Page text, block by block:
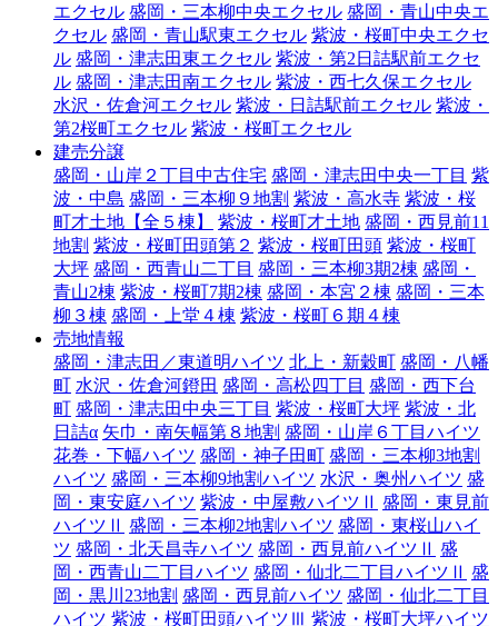
エクセル 盛岡・三本柳中央エクセル 盛岡・青山中央エ
クセル 盛岡・青山駅東エクセル 紫波・桜町中央エクセ
ル 盛岡・津志田東エクセル 紫波・第2日詰駅前エクセ
ル 盛岡・津志田南エクセル 紫波・西七久保エクセル
水沢・佐倉河エクセル 紫波・日詰駅前エクセル 紫波・
第2桜町エクセル 紫波・桜町エクセル
建売分譲
盛岡・山岸２丁目中古住宅 盛岡・津志田中央一丁目 紫
波・中島 盛岡・三本柳９地割 紫波・高水寺 紫波・桜
町才土地【全５棟】
紫波・桜町才土地 盛岡・西見前11
地割 紫波・桜町田頭第２ 紫波・桜町田頭 紫波・桜町
大坪 盛岡・西青山二丁目 盛岡・三本柳3期2棟 盛岡・
青山2棟 紫波・桜町7期2棟 盛岡・本宮２棟 盛岡・三本
柳３棟 盛岡・上堂４棟 紫波・桜町６期４棟
売地情報
盛岡・津志田／東道明ハイツ 北上・新穀町 盛岡・八幡
町 水沢・佐倉河鐙田 盛岡・高松四丁目 盛岡・西下台
町 盛岡・津志田中央三丁目 紫波・桜町大坪 紫波・北
日詰α 矢巾・南矢幅第８地割 盛岡・山岸６丁目ハイツ
花巻・下幅ハイツ 盛岡・神子田町 盛岡・三本柳3地割
ハイツ 盛岡・三本柳9地割ハイツ 水沢・奥州ハイツ 盛
岡・東安庭ハイツ 紫波・中屋敷ハイツⅡ 盛岡・東見前
ハイツⅡ 盛岡・三本柳2地割ハイツ 盛岡・東桜山ハイ
ツ 盛岡・北天昌寺ハイツ 盛岡・西見前ハイツⅡ 盛
岡・西青山二丁目ハイツ 盛岡・仙北二丁目ハイツⅡ 盛
岡・黒川23地割 盛岡・西見前ハイツ 盛岡・仙北二丁目
ハイツ 紫波・桜町田頭ハイツⅢ 紫波・桜町大坪ハイツ